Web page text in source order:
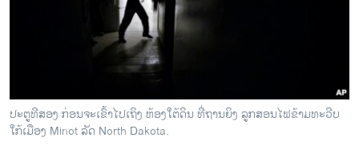
ວິທະຍາສາດ-ເທັກໂນໂລຈີ
ພາສາອັງກິດ
ວີດີໂອ
ປະຕູທີສອງ ກ່ອນຈະເຂົ້າໄປເຖິງ ຫ້ອງໃຕ້ດິນ ທີ່ຖານຍິງ ລູກສອນໄຟຂ້າມທະວີບ
ໃກ້ເມືອງ Minot ລັດ North Dakota.